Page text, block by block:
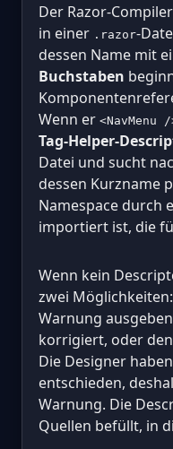
Der Razor-
in einer .razor-
dessen Name mit
Buchstaben
Wenn er <NavMenu /
Tag-Helper-
Datei und sucht
dessen Kurzname
Namespace durch
importiert ist, die
Wenn kein
zwei
Warnung
korrigiert, oder
Die Designer
entschieden,
Warnung. Die
Quellen befüllt, in